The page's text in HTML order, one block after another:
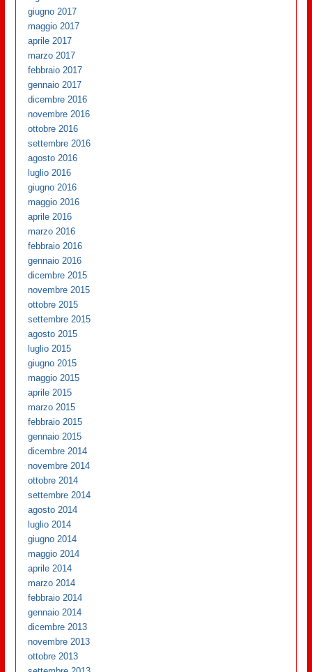
giugno 2017
maggio 2017
aprile 2017
marzo 2017
febbraio 2017
gennaio 2017
dicembre 2016
novembre 2016
ottobre 2016
settembre 2016
agosto 2016
luglio 2016
giugno 2016
maggio 2016
aprile 2016
marzo 2016
febbraio 2016
gennaio 2016
dicembre 2015
novembre 2015
ottobre 2015
settembre 2015
agosto 2015
luglio 2015
giugno 2015
maggio 2015
aprile 2015
marzo 2015
febbraio 2015
gennaio 2015
dicembre 2014
novembre 2014
ottobre 2014
settembre 2014
agosto 2014
luglio 2014
giugno 2014
maggio 2014
aprile 2014
marzo 2014
febbraio 2014
gennaio 2014
dicembre 2013
novembre 2013
ottobre 2013